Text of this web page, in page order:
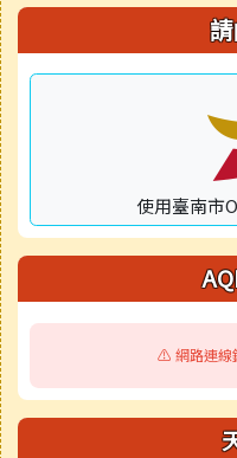
右邊區域內容
使用臺南市
⚠️ 網路連線